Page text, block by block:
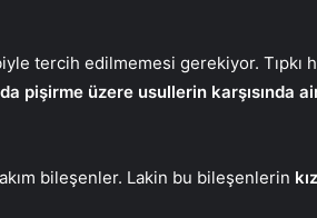
tercih edilmemesi gerekiyor. Tıpkı
pişirme üzere usullerin karşısında
bileşenler. Lakin bu bileşenlerin